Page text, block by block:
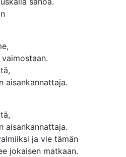
aisankannattaja.
aisankannattaja.
ja vie tämän
jokaisen matkaan.